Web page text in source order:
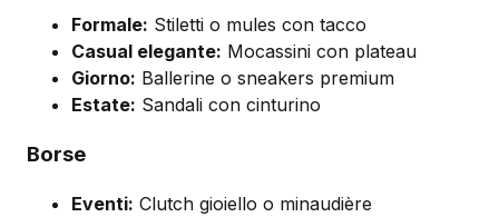
Formale: Stiletti o mules con tacco
Casual elegante: Mocassini con plateau
Giorno: Ballerine o sneakers premium
Estate: Sandali con cinturino
Borse
Eventi: Clutch gioiello o minaudière